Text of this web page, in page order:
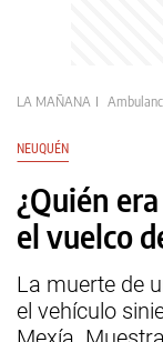
LA MAÑANA
NEUQUÉN
¿Quién
el vuelco
La muerte de
el vehículo